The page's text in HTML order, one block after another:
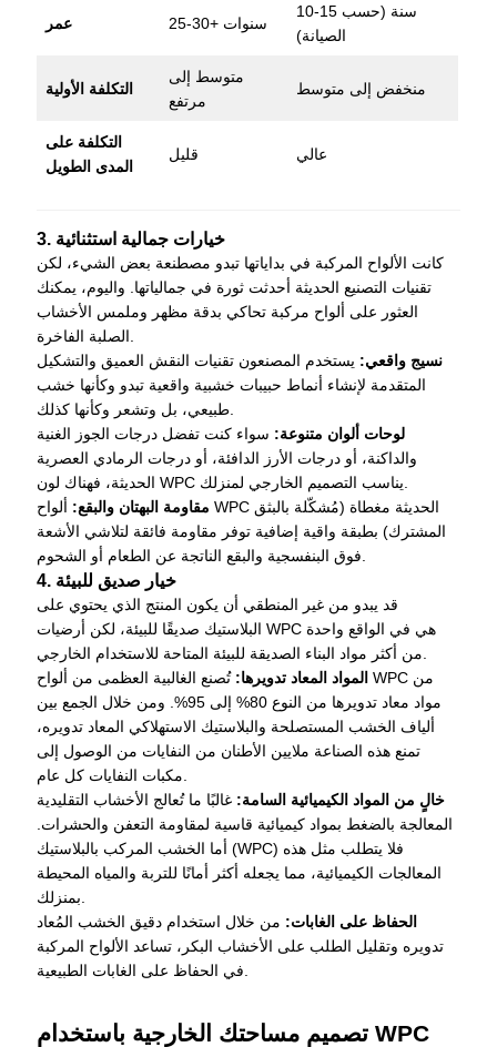
عمر 25-30+ سنوات
10-15 سنة (حسب
الصيانة)
التكلفة الأولية
متوسط إلى
مرتفع
منخفض إلى متوسط
التكلفة على
المدى الطويل
قليل عالي
3. خيارات جمالية استثنائية
كانت الألواح المركبة في بداياتها تبدو مصطنعة بعض الشيء، لكن
تقنيات التصنيع الحديثة أحدثت ثورة في جمالياتها. واليوم، يمكنك
العثور على ألواح مركبة تحاكي بدقة مظهر وملمس الأخشاب
نسيج واقعي: يستخدم المصنعون تقنيات النقش العميق والتشكيل
المتقدمة لإنشاء أنماط حبيبات خشبية واقعية تبدو وكأنها خشب
لوحات ألوان متنوعة: سواء كنت تفضل درجات الجوز الغنية
والداكنة، أو درجات الأرز الدافئة، أو درجات الرمادي العصرية
مقاومة البهتان والبقع: ألواح WPC الحديثة مغطاة (مُشكّلة بالبثق
المشترك) بطبقة واقية إضافية توفر مقاومة فائقة لتلاشي الأشعة
4. خيار صديق للبيئة
قد يبدو من غير المنطقي أن يكون المنتج الذي يحتوي على
البلاستيك صديقًا للبيئة، لكن أرضيات WPC هي في الواقع واحدة
المواد المعاد تدويرها: تُصنع الغالبية العظمى من ألواح WPC من
مواد معاد تدويرها من النوع 80% إلى 95%. ومن خلال الجمع بين
ألياف الخشب المستصلحة والبلاستيك الاستهلاكي المعاد تدويره،
تمنع هذه الصناعة ملايين الأطنان من النفايات من الوصول إلى
خالٍ من المواد الكيميائية السامة: غالبًا ما تُعالج الأخشاب التقليدية
المعالجة بالضغط بمواد كيميائية قاسية لمقاومة التعفن والحشرات.
أما الخشب المركب بالبلاستيك (WPC) فلا يتطلب مثل هذه
المعالجات الكيميائية، مما يجعله أكثر أمانًا للتربة والمياه المحيطة
الحفاظ على الغابات: من خلال استخدام دقيق الخشب المُعاد
تدويره وتقليل الطلب على الأخشاب البكر، تساعد الألواح المركبة
تصميم مساحتك الخارجية باستخدام WPC